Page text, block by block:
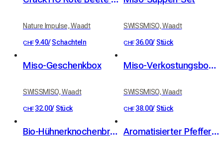
Nature Impulse, Waadt
CHF 9.40/ Schachteln
SWISSMISO, Waadt
CHF 36.00/ Stück
Miso-Geschenkbox
SWISSMISO, Waadt
CHF 32.00/ Stück
Miso-Verkostungsbox – 3 Sorten
SWISSMISO, Waadt
CHF 38.00/ Stück
Bio-Hühnerknochenbrühe Basic Aromatisierter Pfeffer aus dem Valle di Blenio (Bleniotal)